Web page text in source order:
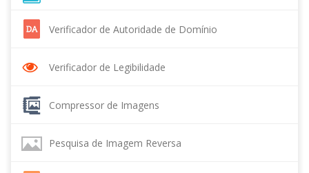
Verificador de Autoridade de Domínio
Verificador de Legibilidade
Compressor de Imagens
Pesquisa de Imagem Reversa